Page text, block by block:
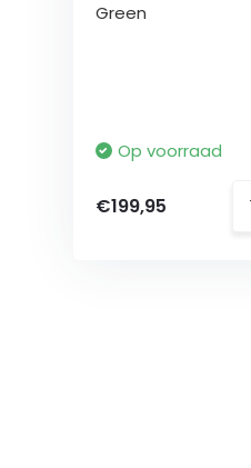
Green
Op voorraad
€199,95